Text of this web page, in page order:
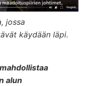
jossa
käydään läpi.
alun